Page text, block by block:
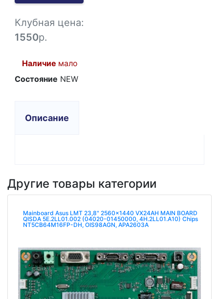
Клубная цена:
1550р.
Наличие мало
Состояние NEW
Описание
Другие товары категории
Mainboard Asus LMT 23,8" 2560x1440 VX24AH MAIN BOARD
QISDA 5E.2LL01.002 (04020-01450000, 4H.2LL01.A10) Chips
NT5CB64M16FP-DH, OIS98AGN, APA2603A